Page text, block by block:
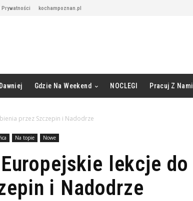
kochampoznan.pl
Gdzie Na Weekend NOCLEGI Pracuj Z Nami
przez Szczepin i Nadodrze
Na topie Nowe
lekcje do
i Nadodrze